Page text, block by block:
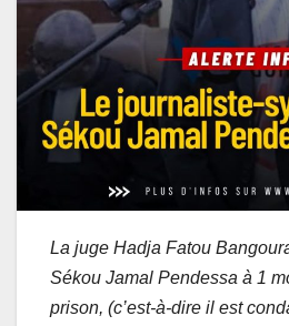
La juge Hadja Fatou
Sékou Jamal Pendessa à 1
prison, (c’est-à-dire il est